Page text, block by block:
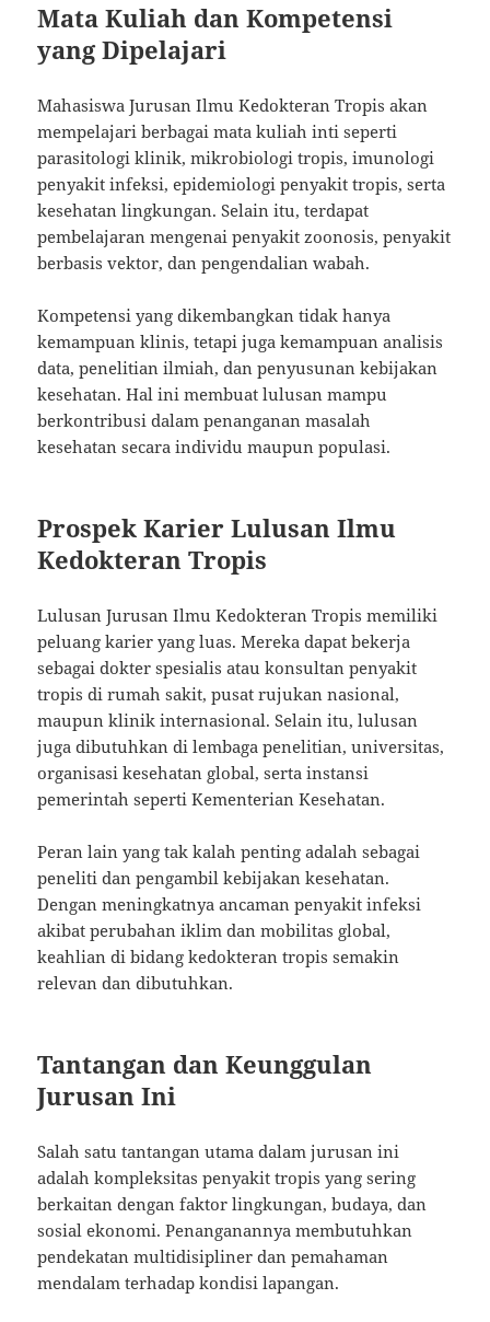
Mata Kuliah dan Kompetensi
yang Dipelajari
Mahasiswa Jurusan Ilmu Kedokteran Tropis akan
mempelajari berbagai mata kuliah inti seperti
parasitologi klinik, mikrobiologi tropis, imunologi
penyakit infeksi, epidemiologi penyakit tropis, serta
kesehatan lingkungan. Selain itu, terdapat
pembelajaran mengenai penyakit zoonosis, penyakit
berbasis vektor, dan pengendalian wabah.
Kompetensi yang dikembangkan tidak hanya
kemampuan klinis, tetapi juga kemampuan analisis
data, penelitian ilmiah, dan penyusunan kebijakan
kesehatan. Hal ini membuat lulusan mampu
berkontribusi dalam penanganan masalah
kesehatan secara individu maupun populasi.
Prospek Karier Lulusan Ilmu
Kedokteran Tropis
Lulusan Jurusan Ilmu Kedokteran Tropis memiliki
peluang karier yang luas. Mereka dapat bekerja
sebagai dokter spesialis atau konsultan penyakit
tropis di rumah sakit, pusat rujukan nasional,
maupun klinik internasional. Selain itu, lulusan
juga dibutuhkan di lembaga penelitian, universitas,
organisasi kesehatan global, serta instansi
pemerintah seperti Kementerian Kesehatan.
Peran lain yang tak kalah penting adalah sebagai
peneliti dan pengambil kebijakan kesehatan.
Dengan meningkatnya ancaman penyakit infeksi
akibat perubahan iklim dan mobilitas global,
keahlian di bidang kedokteran tropis semakin
relevan dan dibutuhkan.
Tantangan dan Keunggulan
Jurusan Ini
Salah satu tantangan utama dalam jurusan ini
adalah kompleksitas penyakit tropis yang sering
berkaitan dengan faktor lingkungan, budaya, dan
sosial ekonomi. Penanganannya membutuhkan
pendekatan multidisipliner dan pemahaman
mendalam terhadap kondisi lapangan.